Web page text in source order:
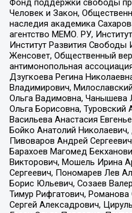
Фонд поддержки свободы
Человек и Закон,
наследия академика
агентство МЕМО. РУ,
Институт Развития
Женсовет, Общественный
антимонопольная
Дзугкоева Регина
Владимирович,
Ольга Вадимовна, Чанышева
Ольга Борисовна, Туровский
Васильева Анастасия
Бойко Анатолий Николаевич,
Пивоваров Андрей
Барахоев Магомед
Викторович, Мошель Ирина
Сергеевич, Пономарев Лев
Борис Юльевич, Созаев
Тимур Рифгатович,
Сергей Алексадрович,